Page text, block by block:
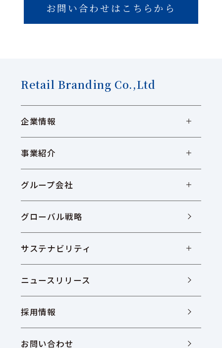
お問い合わせはこちらから
Retail Branding Co.,Ltd
企業情報
事業紹介
グループ会社
グローバル戦略
サステナビリティ
ニュースリリース
採用情報
お問い合わせ